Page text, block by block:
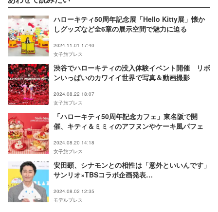
ハローキティ50周年記念展「Hello Kitty展」懐か
しグッズなど全6章の展示空間で魅力に迫る
2024.11.01 17:40
女子旅プレス
渋谷でハローキティの没入体験イベント開催 リボ
ンいっぱいのカワイイ世界で写真＆動画撮影
2024.08.22 18:07
女子旅プレス
「ハローキティ50周年記念カフェ」東名阪で開
催、キティ＆ミミィのアフヌンやケーキ風パフェ
2024.08.20 14:18
女子旅プレス
安田顕、シナモンとの相性は「意外といいんです」
サンリオ×TBSコラボ企画発表
2024.08.02 12:35
モデルプレス